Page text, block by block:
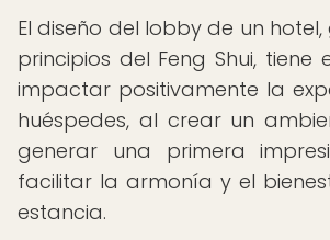
El diseño del lobby de un
principios del Feng Shui, tiene
impactar positivamente la
huéspedes, al crear un
generar una primera
facilitar la armonía y el
estancia.